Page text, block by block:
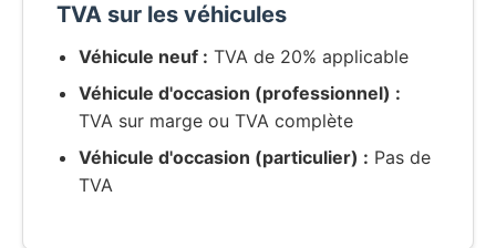
TVA sur les véhicules
Véhicule neuf : TVA de 20% applicable
Véhicule d'occasion (professionnel) :
TVA sur marge ou TVA complète
Véhicule d'occasion (particulier) : Pas de
TVA